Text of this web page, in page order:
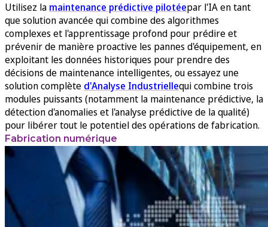
Utilisez la maintenance prédictive pilotéepar l'IA en tant
que solution avancée qui combine des algorithmes
complexes et l'apprentissage profond pour prédire et
prévenir de manière proactive les pannes d'équipement, en
exploitant les données historiques pour prendre des
décisions de maintenance intelligentes, ou essayez une
solution complète d'Analyse Industriellequi combine trois
modules puissants (notamment la maintenance prédictive, la
détection d'anomalies et l'analyse prédictive de la qualité)
pour libérer tout le potentiel des opérations de fabrication.
Fabrication numérique